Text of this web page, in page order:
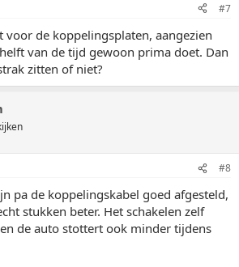
#7
voor de koppelingsplaten, aangezien
van de tijd gewoon prima doet. Dan
zitten of niet?
#8
pa de koppelingskabel goed afgesteld,
stukken beter. Het schakelen zelf
de auto stottert ook minder tijdens